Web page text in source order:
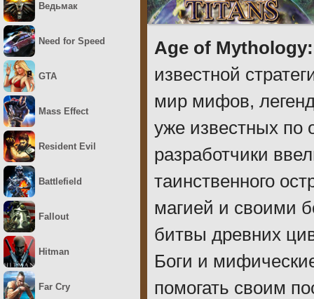
Age of
известной
мир мифов,
уже известных по
разработчики
таинственного
магией и своими
битвы древних
Боги и
помогать своим
Ведьмак
Need for Speed
GTA
Mass Effect
Resident Evil
Battlefield
Fallout
Hitman
Far Cry